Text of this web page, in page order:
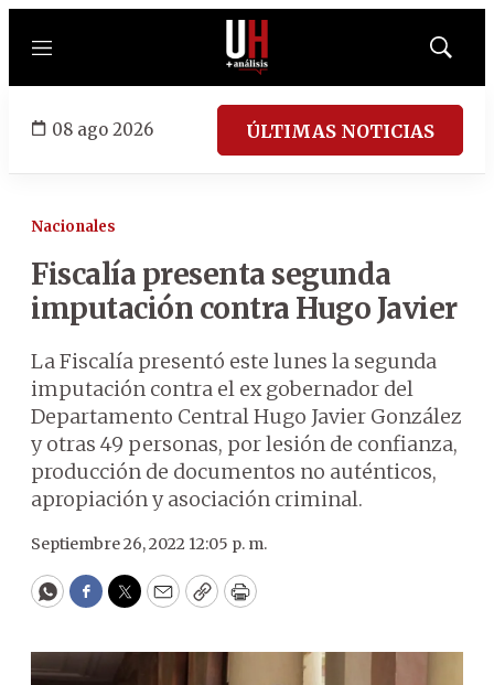
Menú
Mostrar
08 ago 2026 ÚLTIMAS NOTICIAS
Nacionales
Fiscalía presenta segunda
imputación contra Hugo Javier
La Fiscalía presentó este lunes la segunda
imputación contra el ex gobernador del
Departamento Central Hugo Javier González
y otras 49 personas, por lesión de confianza,
producción de documentos no auténticos,
apropiación y asociación criminal.
Septiembre 26, 2022 12:05 p. m.
WhatsApp
Facebook
Twitter
EmailCopyPrint